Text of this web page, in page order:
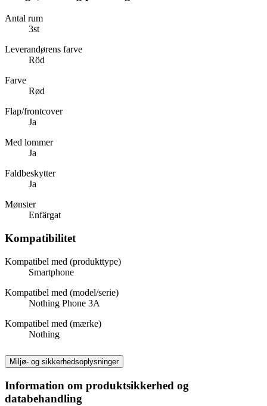
Antal rum
3st
Leverandørens farve
Röd
Farve
Rød
Flap/frontcover
Ja
Med lommer
Ja
Faldbeskytter
Ja
Mønster
Enfärgat
Kompatibilitet
Kompatibel med (produkttype)
Smartphone
Kompatibel med (model/serie)
Nothing Phone 3A
Kompatibel med (mærke)
Nothing
Miljø- og sikkerhedsoplysninger
Information om produktsikkerhed og
databehandling